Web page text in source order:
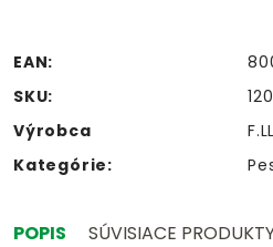
EAN:
SKU:
Výrobca
Kategórie:
POPIS SÚVISIACE